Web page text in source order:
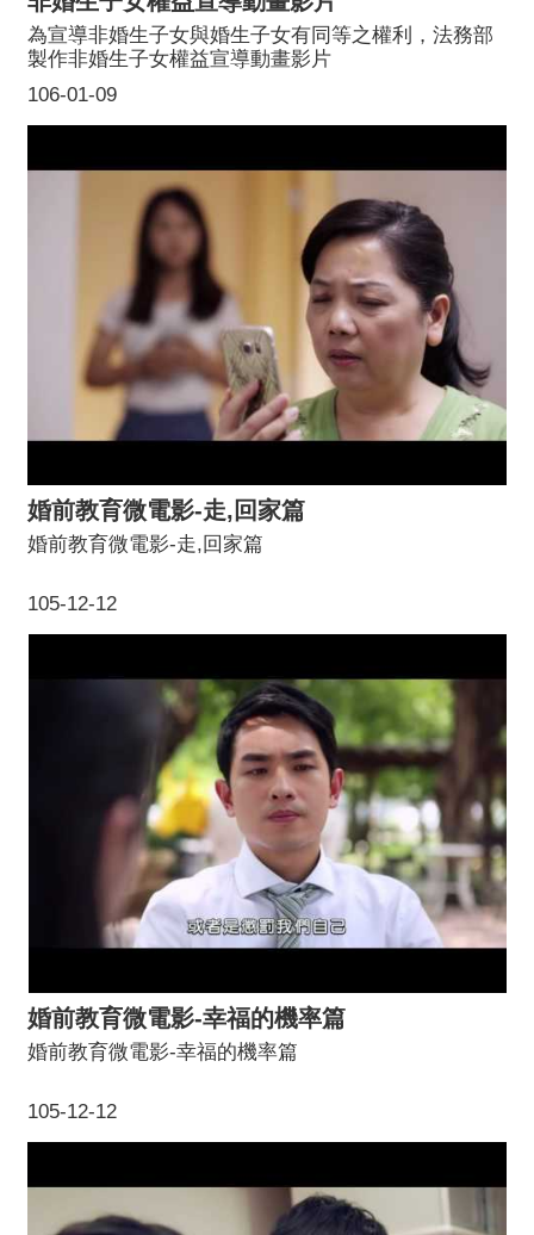
106-01-09
為宣導非婚生子女與婚生子女有同等之權利，法務部
製作非婚生子女權益宣導動畫影片
婚前教育微電影-走,回家篇
105-12-12
婚前教育微電影-走,回家篇
婚前教育微電影-幸福的機率篇
105-12-12
婚前教育微電影-幸福的機率篇